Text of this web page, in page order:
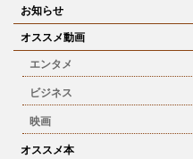
お知らせ
オススメ動画
エンタメ
ビジネス
映画
オススメ本